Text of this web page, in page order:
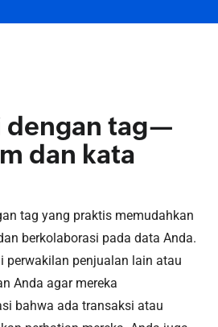
dengan tag—
dan kata
tag yang praktis memudahkan
berkolaborasi pada data Anda.
perwakilan penjualan lain atau
Anda agar mereka
bahwa ada transaksi atau